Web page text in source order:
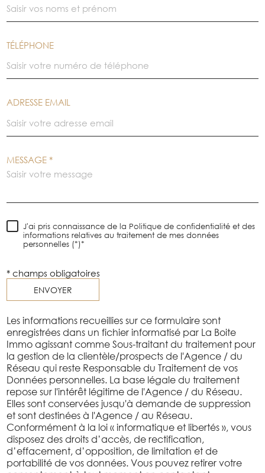
TÉLÉPHONE
ADRESSE EMAIL
MESSAGE *
J'ai pris connaissance de la Politique de confidentialité et des
informations relatives au traitement de mes données
personnelles (*)*
* champs obligatoires
ENVOYER
Les informations recueillies sur ce formulaire sont
enregistrées dans un fichier informatisé par La Boite
Immo agissant comme Sous-traitant du traitement pour
la gestion de la clientèle/prospects de l'Agence / du
Réseau qui reste Responsable du Traitement de vos
Données personnelles. La base légale du traitement
repose sur l'intérêt légitime de l'Agence / du Réseau.
Elles sont conservées jusqu'à demande de suppression
et sont destinées à l'Agence / au Réseau.
Conformément à la loi « informatique et libertés », vous
disposez des droits d’accès, de rectification,
d’effacement, d’opposition, de limitation et de
portabilité de vos données. Vous pouvez retirer votre